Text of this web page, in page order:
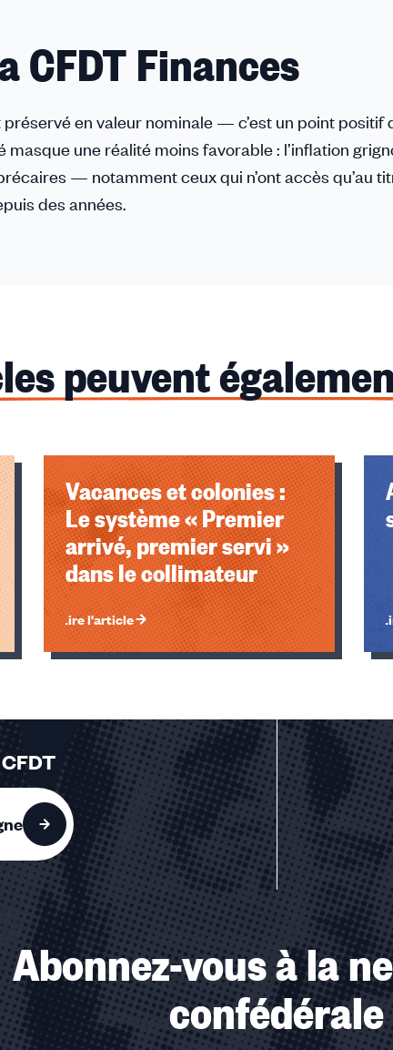
des cookies
CFDT Finances
en valeur nominale — c’est un point positif
une réalité moins favorable : l’inflation
— notamment ceux qui n’ont accès qu’au
des années.
peuvent
Vacances et colonies :
Le système « Premier
arrivé, premier servi »
dans le collimateur
Lire l'article
Abonnez-vous à la
confédérale